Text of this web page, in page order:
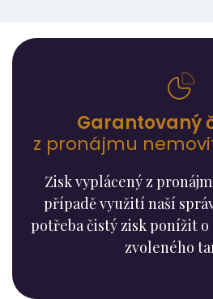
Garantovaný
z pronájmu
Zisk vyplácený z
případě využití naší
potřeba čistý zisk ponížit o
zvoleného